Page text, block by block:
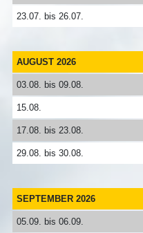
23.07. bis 26.07.
AUGUST 2026
03.08. bis 09.08.
15.08.
17.08. bis 23.08.
29.08. bis 30.08.
SEPTEMBER 2026
05.09. bis 06.09.